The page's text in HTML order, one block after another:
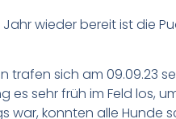
wieder bereit ist die
trafen sich am 09.09.23
sehr früh im Feld los,
konnten alle Hunde